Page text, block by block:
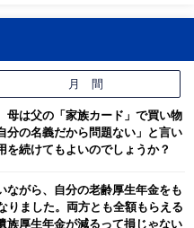
月 間
母は父の「家族カード」で買い物
分の名義だから問題ない」と言い
を続けてもよいのでしょうか？
ながら、自分の老齢厚生年金をも
りました。両方とも全額もらえる
族厚生年金が減るって損じゃない